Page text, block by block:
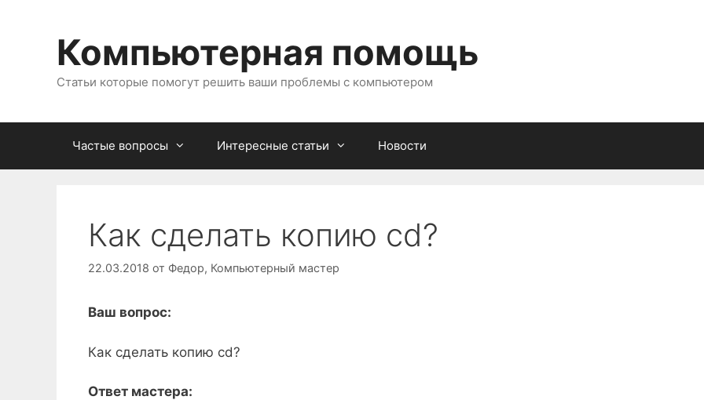
содержимомуКомпьютерная помощь
Статьи которые помогут решить ваши проблемы с компьютером
Частые вопросы Интересные статьи Новости
Как сделать копию cd?
22.03.2018 от Федор, Компьютерный мастер
Ваш вопрос:
Как сделать копию cd?
Ответ мастера: